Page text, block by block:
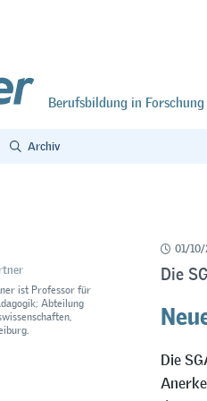
Berufsbildung in
Archiv
ist Professor für
Abteilung
01/
Die
Die